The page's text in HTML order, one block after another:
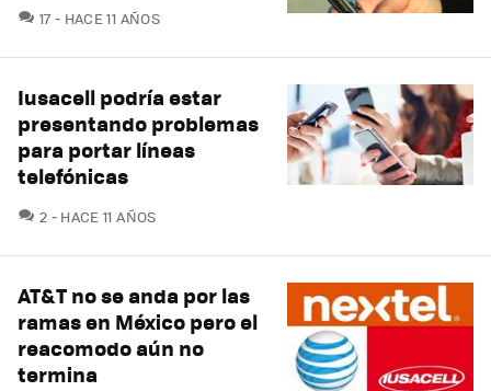
17COMENTARIOS
HACE 11 AÑOS
Iusacell podría estar
presentando problemas
para portar líneas
telefónicas
2 COMENTARIOS
HACE 11 AÑOS
AT&T no se anda por las
ramas en México pero el
reacomodo aún no
termina